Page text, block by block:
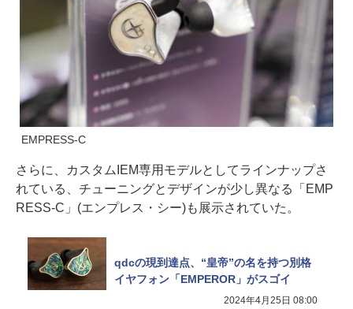
EMPRESS-C
さらに、カスタムIEM専用モデルとしてラインナップさ
れている、チューニングとデザインが少し異なる「EMP
RESS-C」(エンプレス・シー)も展示されていた。
qdcの現到達点、“皇帝”の名を持つ別格
イヤフォン「EMPEROR」がスゴイ
2024年4月25日 08:00